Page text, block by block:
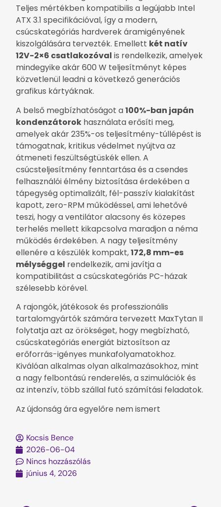
Teljes mértékben kompatibilis a legújabb Intel
ATX 3.1 specifikációval, így a modern,
csúcskategóriás hardverek áramigényének
kiszolgálására tervezték. Emellett két natív
12V-2×6 csatlakozóval is rendelkezik, amelyek
mindegyike akár 600 W teljesítményt képes
közvetlenül leadni a következő generációs
grafikus kártyáknak.
A belső megbízhatóságot a100%-ban japán
kondenzátorok használata erősíti meg,
amelyek akár 235%-os teljesítmény-túllépést is
támogatnak, kritikus védelmet nyújtva az
átmeneti feszültségtüskék ellen. A
csúcsteljesítmény fenntartása és a csendes
felhasználói élmény biztosítása érdekében a
tápegység optimalizált, fél-passzív kialakítást
kapott, zero-RPM működéssel, ami lehetővé
teszi, hogy a ventilátor alacsony és közepes
terhelés mellett kikapcsolva maradjon a néma
működés érdekében. A nagy teljesítmény
ellenére a készülék kompakt,172,8 mm-es
mélységgel rendelkezik, ami javítja a
kompatibilitást a csúcskategóriás PC-házak
szélesebb körével.
A rajongók, játékosok és professzionális
tartalomgyártók számára tervezett MaxTytan II
folytatja azt az örökséget, hogy megbízható,
csúcskategóriás energiát biztosítson az
erőforrás-igényes munkafolyamatokhoz.
Kiválóan alkalmas olyan alkalmazásokhoz, mint
a nagy felbontású renderelés, a szimulációk és
az intenzív, több szállal futó számítási feladatok.
Az újdonság ára egyelőre nem ismert
Kocsis Bence
2026-06-04
Nincs hozzászólás
június 4, 2026